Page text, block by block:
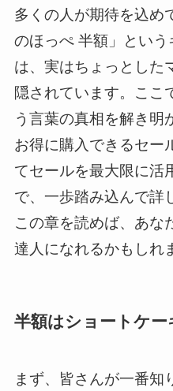
多くの人が期待を込め
のほっぺ 半額」とい
は、実はちょっとした
隠されています。ここ
う言葉の真相を解き明
お得に購入できるセー
てセールを最大限に活
で、一歩踏み込んで詳
この章を読めば、あな
達人になれるかもしれ
半額はショートケー
まず、皆さんが一番知